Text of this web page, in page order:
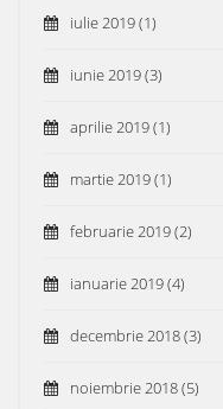
iulie 2019(1)
iunie 2019(3)
aprilie 2019(1)
martie 2019(1)
februarie 2019(2)
ianuarie 2019(4)
decembrie 2018(3)
noiembrie 2018(5)